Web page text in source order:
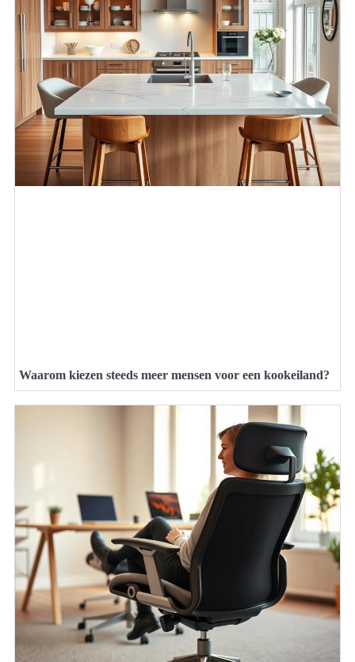
Waarom kiezen steeds meer mensen voor een kookeiland?